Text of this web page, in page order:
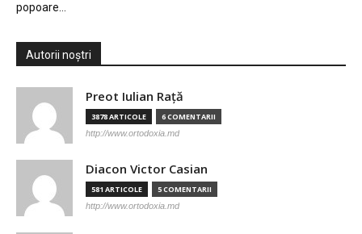
popoare…
Autorii noștri
Preot Iulian Raţă
3878 ARTICOLE 6 COMENTARII
http://www.ortodoxia.md
Diacon Victor Casian
581 ARTICOLE 5 COMENTARII
http://www.ortodoxia.md